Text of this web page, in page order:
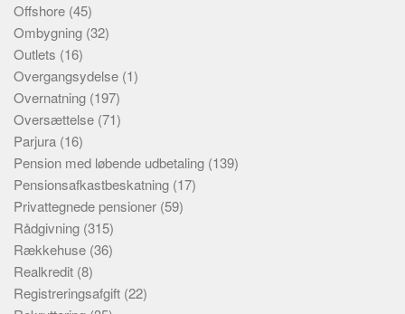
Offshore (45)
Ombygning (32)
Outlets (16)
Overgangsydelse (1)
Overnatning (197)
Oversættelse (71)
Parjura (16)
Pension med løbende udbetaling (139)
Pensionsafkastbeskatning (17)
Privattegnede pensioner (59)
Rådgivning (315)
Rækkehuse (36)
Realkredit (8)
Registreringsafgift (22)